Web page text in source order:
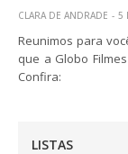
CLARA DE ANDRADE 5
Reunimos para
que a Globo
Confira:
LISTAS